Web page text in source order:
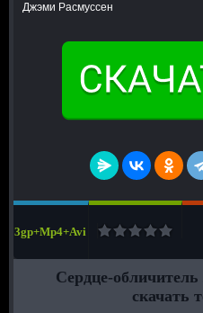
Джэми Расмуссен
3gp+Mp4+Avi
Сердце-
скачать